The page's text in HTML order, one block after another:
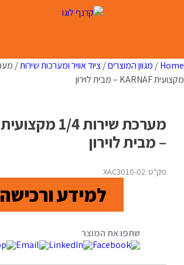
Home
/ מגוון המוצרים/ציוד אוויר ומערכות שירות
מקצועית KARNAF – מבית לוירון
– מבית לוירון
מק"ט: XAC3010-02
למידע ורכישה